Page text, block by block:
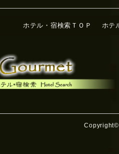
ホテル・宿検索ＴＯＰ ホテ